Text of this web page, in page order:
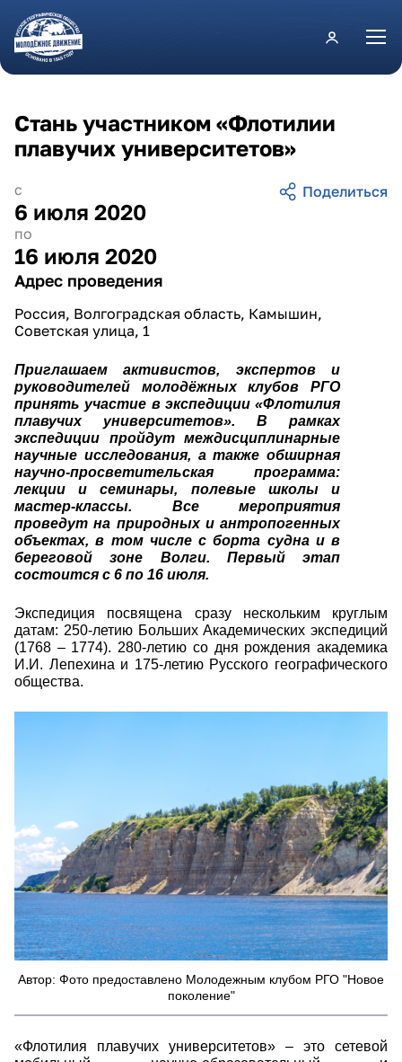
Перейти к основному содержанию
с
6 июля 2020
по
16 июля 2020
Адрес проведения
Россия, Волгоградская область, Камышин,
Советская улица, 1
Стань участником «Флотилии
плавучих университетов»
Приглашаем активистов, экспертов и
руководителей молодёжных клубов РГО
принять участие в экспедиции «Флотилия
плавучих университетов». В рамках
экспедиции пройдут междисциплинарные
научные исследования, а также обширная
научно-просветительская программа:
лекции и семинары, полевые школы и
мастер-классы. Все мероприятия
проведут на природных и антропогенных
объектах, в том числе с борта судна и в
береговой зоне Волги. Первый этап
состоится с 6 по 16 июля.
Экспедиция посвящена сразу нескольким круглым
датам: 250-летию Больших Академических экспедиций
(1768 – 1774). 280-летию со дня рождения академика
И.И. Лепехина и 175-летию Русского географического
общества.
Автор: Фото предоставлено Молодежным клубом РГО "Новое
поколение"
«Флотилия плавучих университетов» – это сетевой